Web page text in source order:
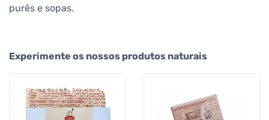
purês e sopas.
Experimente os nossos produtos naturais